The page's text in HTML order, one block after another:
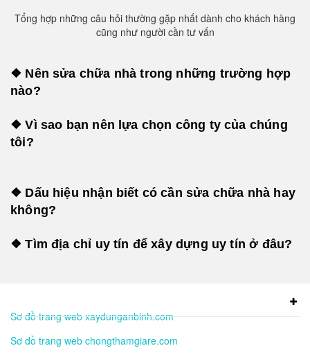
Tổng hợp những câu hỏi thường gặp nhất dành cho khách hàng
cũng như người cần tư vấn
❖ Nên sửa chữa nhà trong những trường hợp
nào?
❖ Vì sao bạn nên lựa chọn công ty của chúng
tôi?
❖ Dấu hiệu nhận biết có cần sửa chữa nhà hay
không?
❖ Tìm địa chỉ uy tín để xây dựng uy tín ở đâu?
Sơ đồ trang web xaydunganbinh.com
Sơ đồ trang web chongthamgiare.com